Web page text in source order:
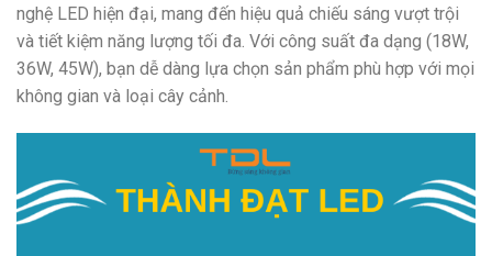
nghệ LED hiện đại, mang đến hiệu quả chiếu sáng vượt trội
và tiết kiệm năng lượng tối đa. Với công suất đa dạng (18W,
36W, 45W), bạn dễ dàng lựa chọn sản phẩm phù hợp với mọi
không gian và loại cây cảnh.